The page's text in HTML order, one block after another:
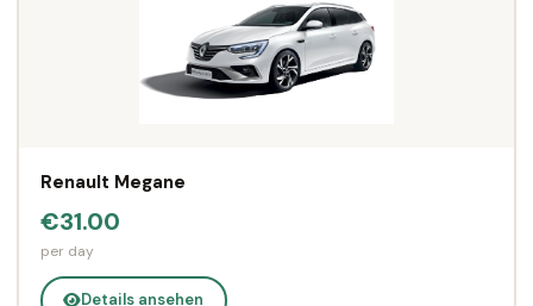
Renault Megane
€31.00
per day
Details ansehen